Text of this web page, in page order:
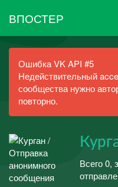
ВПОСТЕР
Ошибка VK API #5
Недействительный
сообщества нужно
повторно.
Всего 0,